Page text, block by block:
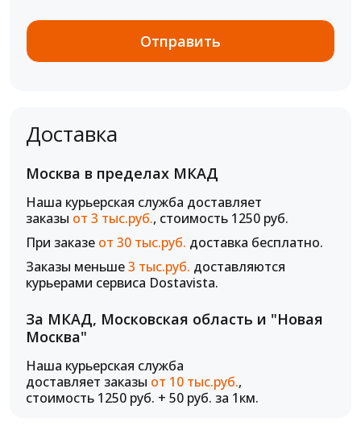
Доставка
Москва в пределах МКАД
Наша курьерская служба доставляет
заказы от 3 тыс.руб., стоимость 1250 руб.
При заказе от 30 тыс.руб. доставка бесплатно.
Заказы меньше3 тыс.руб. доставляются
курьерами сервиса Dostavista.
За МКАД, Московская область и "Новая
Москва"
Наша курьерская служба
доставляет заказы от 10 тыс.руб.,
стоимость 1250 руб. + 50 руб. за 1км.